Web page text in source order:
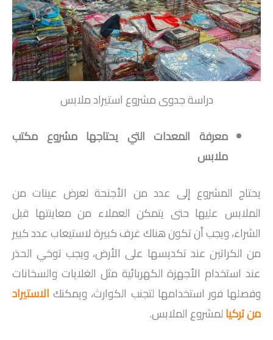
دراسة جدوى مشروع استيراد ملابس
معرفة المعدات التي يحتاجها مشروع مكتب
ملابس
يحتاج المشروع إلى عدد من الأجنحة لعرض عينات من
الملابس عليها حتى يتمكن العملاء من معاينتها قبل
الشراء، ويجب أن تكون هناك غرف كبيرة لاستيعاب عدد كبير
من الكراتين عند تكديسها على الأرض، ويجب توخي الحذر
عند استخدام الأجهزة الكهربائية مثل الغلايات والسخانات
وفصلها فور استخدامها لتجنب الكوارث، ويمكنك الاستيراد
من تركيالمشروع الملابس.